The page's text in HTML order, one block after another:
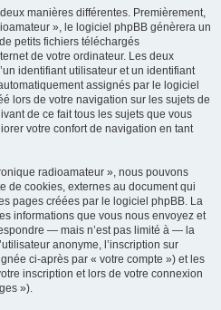
manières différentes. Premièrement,
», le logiciel phpBB génèrera un
petits fichiers téléchargés
de votre ordinateur. Les deux
identifiant utilisateur et un identifiant
assignés par le logiciel
lors de votre navigation sur les sujets de
de ce fait tous les sujets que vous
votre confort de navigation en tant
radioamateur », nous pouvons
de cookies, externes au document qui
pages créées par le logiciel phpBB. La
informations que vous nous envoyez et
— mais n’est pas limité à — la
anonyme, l’inscription sur
ci-après par « votre compte ») et les
inscription et lors de votre connexion
»).